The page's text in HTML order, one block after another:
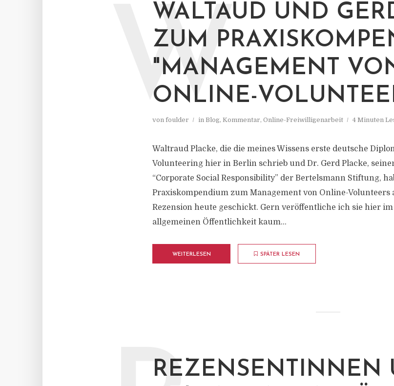
WALTAUD UND
ZUM
"MANAGEMENT
ONLINE-
von foulder in Blog, Kommentar, Online-Freiwilligenarbeit 4 Minuten
W
Waltraud Placke, die die meines Wissens erste deutsche
Volunteering hier in Berlin schrieb und Dr. Gerd Placke,
“Corporate Social Responsibility” der Bertelsmann Stiftung,
Praxiskompendium zum Management von Online-Volunteers
Rezension heute geschickt. Gern veröffentliche ich sie hier im
allgemeinen Öffentlichkeit kaum...
WEITERLESEN SPÄTER LESEN
REZENSENTINNEN